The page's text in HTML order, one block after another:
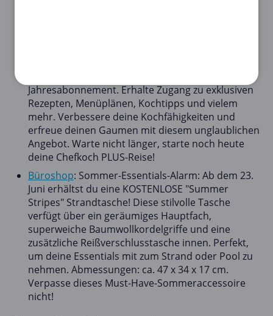
Jahresabonnement. Erhalte Zugang zu exklusiven
Rezepten, Menüplänen, Kochtipps und vielem
mehr. Verbessere deine Kochfähigkeiten und
erfreue deinen Gaumen mit diesem unglaublichen
Angebot. Warte nicht länger, starte noch heute
deine Chefkoch PLUS-Reise!
Büroshop: Sommer-Essentials-Alarm: Ab dem 23.
Juni erhältst du eine KOSTENLOSE "Summer
Stripes" Strandtasche! Diese stilvolle Tasche
verfügt über ein geräumiges Hauptfach,
superweiche Baumwollkordelgriffe und eine
zusätzliche Reißverschlusstasche innen. Perfekt,
um deine Essentials mit zum Strand oder Pool zu
nehmen. Abmessungen: ca. 47 x 34 x 17 cm.
Verpasse dieses Must-Have-Sommeraccessoire
nicht!